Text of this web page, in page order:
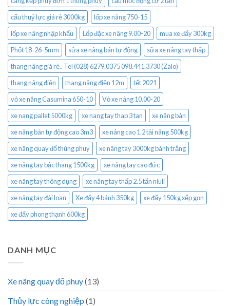
cẩu thuỷ lực giá rẻ 3000kg
lốp xe nâng 750-15
lốp xe nâng nhập khẩu
Lốp đặc xe nâng 9.00-20
mua xe đẩy 300kg
Phốt 18-26-5mm
sửa xe nâng bán tự động
sữa xe nâng tay thấp
thang nâng giá rẻ.. Tel (028) 6279.0375 098.441.3730 (Zalo)
thang nâng điện
thang nâng điện 12m
tết 2021
vỏ xe nâng Casumina 650-10
Vỏ xe nâng 10.00-20
xe nang pallet 5000kg
xe nang tay thap 3 tan
xe nâng bàn
xe nâng bán tự động cao 3m3
xe nâng cao 1.2 tải nâng 500kg
xe nâng quay đổ thùng phuy
xe nâng tay 3000kg bánh trắng
xe nâng tay bậc thang 1500kg
xe nâng tay cao đức
xe nâng tay thông dụng
xe nâng tay thấp 2.5 tấn niuli
xe nâng tay đài loan
Xe đẩy 4 bánh 350kg
xe đẩy 150kg xếp gọn
xe đẩy phong thạnh 600kg
DANH MỤC
Xe nâng quay đổ phuy(13)
Thủy lực công nghiệp (1)